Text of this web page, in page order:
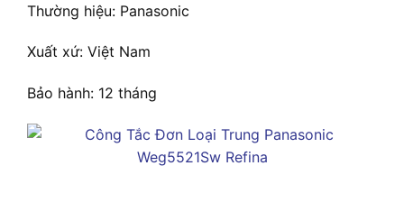
Thường hiệu: Panasonic
Xuất xứ: Việt Nam
Bảo hành: 12 tháng